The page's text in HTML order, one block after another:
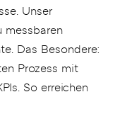
Unser
messbaren
Das Besondere:
Prozess mit
So erreichen